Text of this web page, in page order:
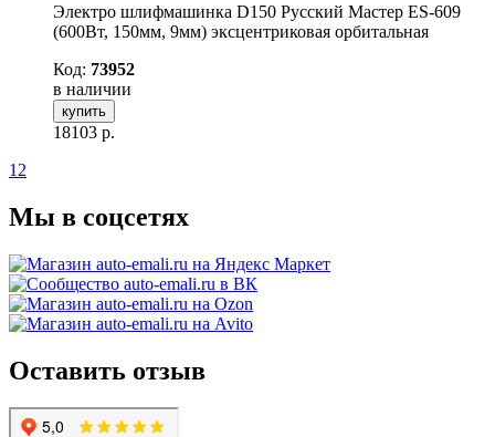
Электро шлифмашинка D150 Русский Мастер ES-609
(600Вт, 150мм, 9мм) эксцентриковая орбитальная
Код: 73952
в наличии
купить
18103 р.
1 2
Мы в соцсетях
Оставить отзыв